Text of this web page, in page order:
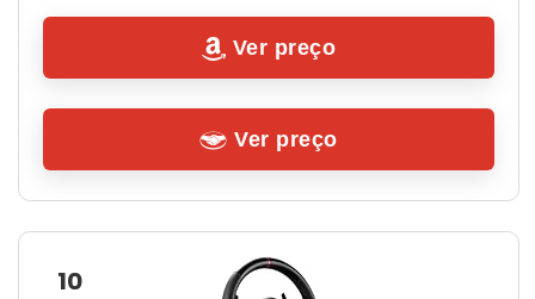
Ver preço
Ver preço
10